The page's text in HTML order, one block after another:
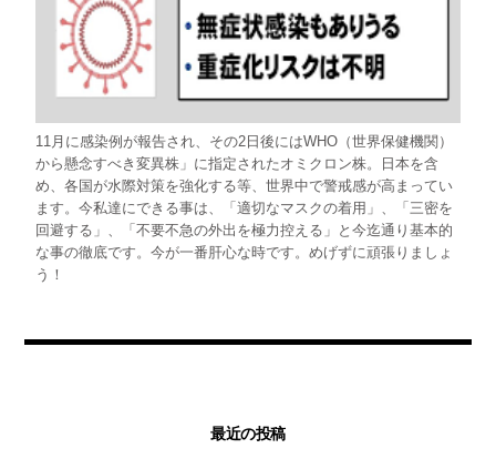
11月に感染例が報告され、その2日後にはWHO（世界保健機関）
から懸念すべき変異株」に指定されたオミクロン株。日本を含
め、各国が水際対策を強化する等、世界中で警戒感が高まってい
ます。今私達にできる事は、「適切なマスクの着用」、「三密を
回避する」、「不要不急の外出を極力控える」と今迄通り基本的
な事の徹底です。今が一番肝心な時です。めげずに頑張りましょ
う！
最近の投稿